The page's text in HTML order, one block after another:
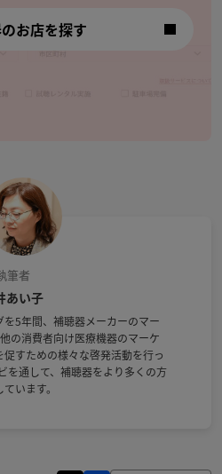
お店を探す
筆者
あい子
5年間、補聴器メーカーのマー
の消費者向け医療機器のマーケ
すための様々な啓発活動を行っ
を通して、補聴器をより多くの方
います。